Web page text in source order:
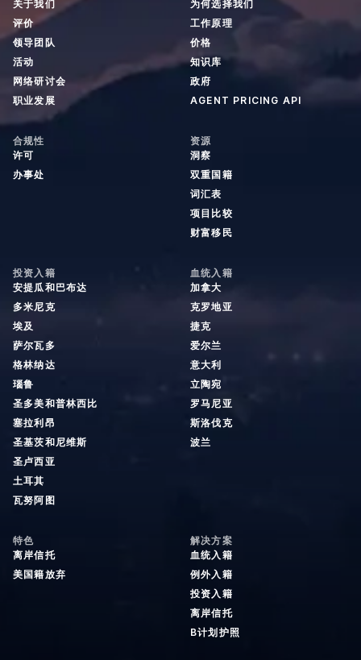
关于我们
评价
领导团队
活动
网络研讨会
职业发展
为何选择我们
工作原理
价格
知识库
政府
AGENT PRICING API
合规性
许可
办事处
资源
洞察
双重国籍
词汇表
项目比较
财富移民
投资入籍
安提瓜和巴布达
多米尼克
埃及
萨尔瓦多
格林纳达
瑙鲁
圣多美和普林西比
塞拉利昂
圣基茨和尼维斯
圣卢西亚
土耳其
瓦努阿图
血统入籍
加拿大
克罗地亚
捷克
爱尔兰
意大利
立陶宛
罗马尼亚
斯洛伐克
波兰
特色
离岸信托
美国籍放弃
解决方案
血统入籍
例外入籍
投资入籍
离岸信托
B计划护照